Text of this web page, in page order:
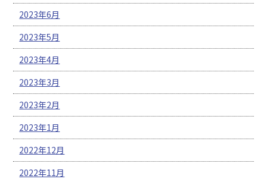
2023年6月
2023年5月
2023年4月
2023年3月
2023年2月
2023年1月
2022年12月
2022年11月